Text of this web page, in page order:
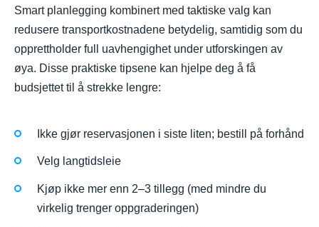
Smart planlegging kombinert med taktiske valg kan
redusere transportkostnadene betydelig, samtidig som du
opprettholder full uavhengighet under utforskingen av
øya. Disse praktiske tipsene kan hjelpe deg å få
budsjettet til å strekke lengre:
Ikke gjør reservasjonen i siste liten; bestill på forhånd
Velg langtidsleie
Kjøp ikke mer enn 2–3 tillegg (med mindre du
virkelig trenger oppgraderingen)